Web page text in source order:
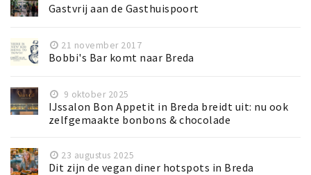
Gastvrij aan de Gasthuispoort
21 november 2017
Bobbi's Bar komt naar Breda
9 oktober 2025
IJssalon Bon Appetit in Breda breidt uit: nu ook
zelfgemaakte bonbons & chocolade
23 augustus 2025
Dit zijn de vegan diner hotspots in Breda